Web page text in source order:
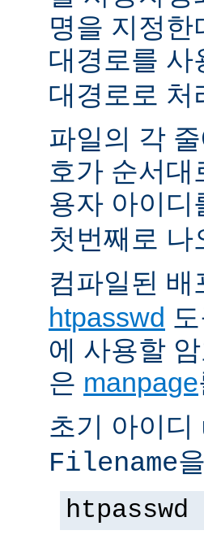
명을 지정한
대경로를
대경로로 처
파일의 각
호가 순서
용자 아이디
첫번째로 나
컴파일된 배
htpasswd
에 사용할
은 manpage
초기 아이디
Filename